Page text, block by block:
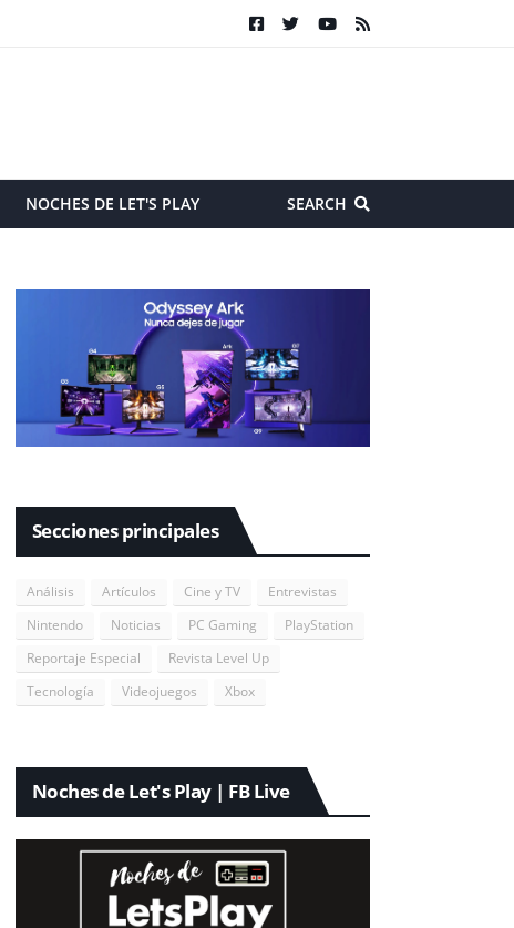
NOCHES DE LET'S PLAY SEARCH
Secciones principales
Análisis Artículos Cine y TV
Entrevistas
Nintendo
Noticias PC Gaming
PlayStation
Reportaje Especial
Revista Level Up
Tecnología
Videojuegos Xbox
Noches de Let's Play | FB Live